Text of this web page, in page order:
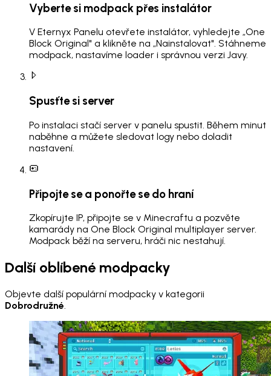
Vyberte si modpack přes instalátor
V Eternyx Panelu otevřete instalátor, vyhledejte „One
Block Original" a klikněte na „Nainstalovat". Stáhneme
modpack, nastavíme loader i správnou verzi Javy.
Spusťte si server
Po instalaci stačí server v panelu spustit. Během minut
naběhne a můžete sledovat logy nebo doladit
nastavení.
Připojte se a ponořte se do hraní
Zkopírujte IP, připojte se v Minecraftu a pozvěte
kamarády na One Block Original multiplayer server.
Modpack běží na serveru, hráči nic nestahují.
Další oblíbené modpacky
Objevte další populární modpacky v kategorii
Dobrodružné.